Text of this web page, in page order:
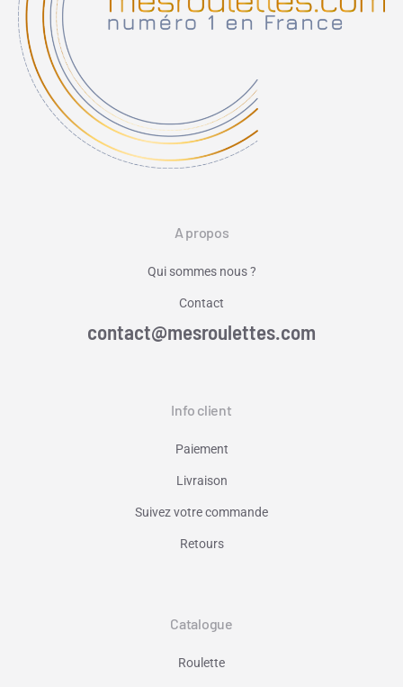
A propos
Qui sommes nous ?
Contact
contact@mesroulettes.com
Info client
Paiement
Livraison
Suivez votre commande
Retours
Catalogue
Roulette